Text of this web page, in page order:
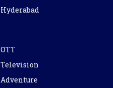
Hyderabad
OTT
Television
Adventure